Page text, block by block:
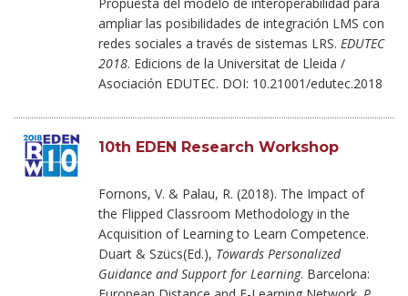
ampliar las posibilidades de integración LMS con
redes sociales a través de sistemas LRS. EDUTEC
2018. Edicions de la Universitat de Lleida /
Asociación EDUTEC. DOI: 10.21001/edutec.2018
10th EDEN Research Workshop
Fornons, V. & Palau, R. (2018). The Impact of
the Flipped Classroom Methodology in the
Acquisition of Learning to Learn Competence.
Duart & Szücs(Ed.), Towards Personalized
Guidance and Support for Learning. Barcelona: